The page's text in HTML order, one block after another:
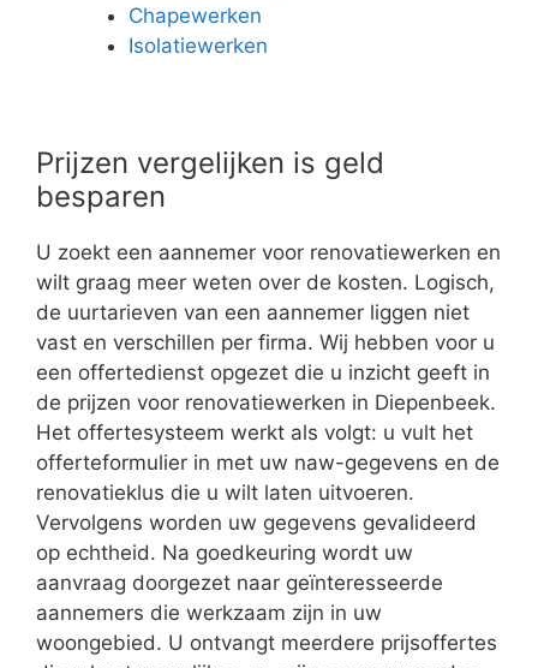
Chapewerken
Isolatiewerken
Prijzen vergelijken is geld
besparen
U zoekt een aannemer voor renovatiewerken en
wilt graag meer weten over de kosten. Logisch,
de uurtarieven van een aannemer liggen niet
vast en verschillen per firma. Wij hebben voor u
een offertedienst opgezet die u inzicht geeft in
de prijzen voor renovatiewerken in Diepenbeek.
Het offertesysteem werkt als volgt: u vult het
offerteformulier in met uw naw-gegevens en de
renovatieklus die u wilt laten uitvoeren.
Vervolgens worden uw gegevens gevalideerd
op echtheid. Na goedkeuring wordt uw
aanvraag doorgezet naar geïnteresseerde
aannemers die werkzaam zijn in uw
woongebied. U ontvangt meerdere prijsoffertes